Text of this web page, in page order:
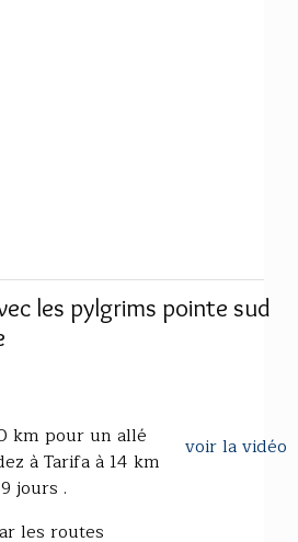
les pylgrims pointe sud
voir la vidéo
km pour un allé
à Tarifa à 14 km
jours .
les routes